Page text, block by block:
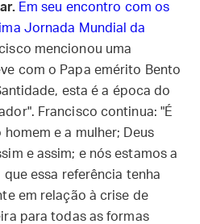
Em seu encontro com os
Jornada Mundial da
mencionou uma
com o Papa emérito Bento
esta é a época do
Francisco continua: "É
e a mulher; Deus
e assim; e nós estamos a
essa referência tenha
em relação à crise de
para todas as formas